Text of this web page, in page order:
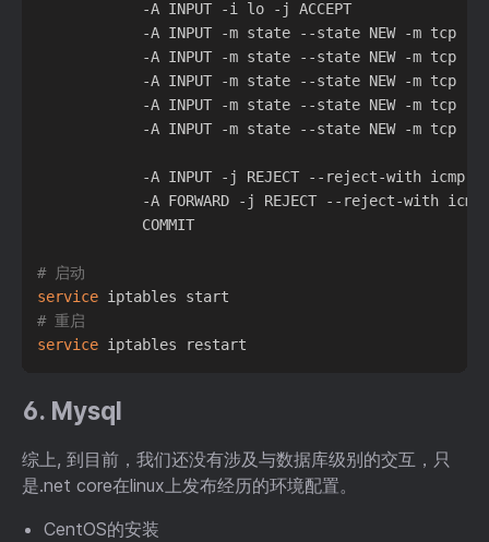
            -A INPUT -i lo -j ACCEPT
-A INPUT -m state --state NEW -m tcp -
-A INPUT -m state --state NEW -m tcp -
-A INPUT -m state --state NEW -m tcp -
-A INPUT -m state --state NEW -m tcp -
-A INPUT -m state --state NEW -m tcp -
-A INPUT -j REJECT --reject-with icmp-
-A FORWARD -j REJECT --reject-with
            COMMIT
# 启动
service
# 重启
service
6. Mysql
综上, 到目前，我们还没有涉及与数据库级别的交互，只
是.net core在linux上发布经历的环境配置。
CentOS的安装